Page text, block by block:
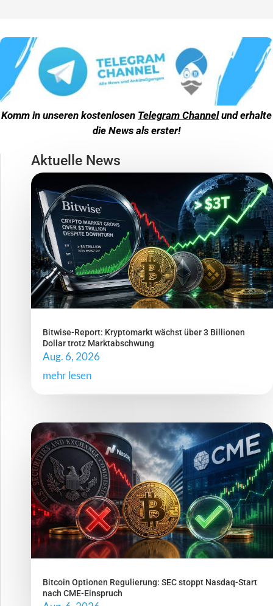
Komm in unseren kostenlosen Telegram Channelund erhalte
die News als erster!
Aktuelle News
Bitwise-Report: Kryptomarkt wächst über 3 Billionen
Dollar trotz Marktabschwung
Aug. 6, 2026
mehr lesen
Bitcoin Optionen Regulierung: SEC stoppt Nasdaq-Start
nach CME-Einspruch